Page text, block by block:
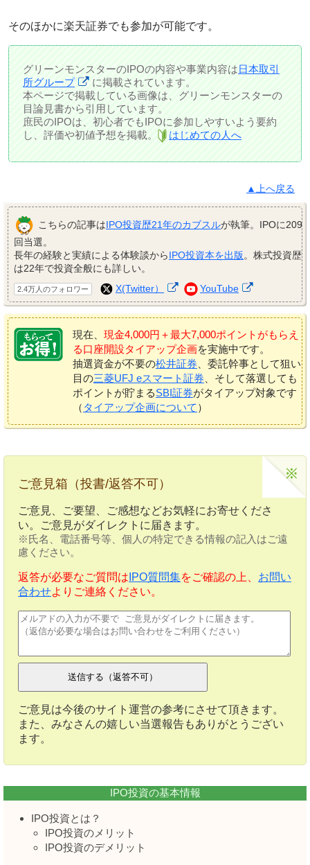
そのほかに楽天証券でも参加が可能です。
グリーンモンスターのIPOの内容や事業内容は日本取引
所グループ
に掲載されています。
本ページで掲載している画像は、グリーンモンスターの
目論見書から引用しています。
庶民のIPOは、初心者でもIPOに参加しやすいよう要約
し、評価や初値予想を掲載。
はじめての人へ
▲上へ戻る
こちらの記事はIPO投資歴21年のカブスルが執筆。IPOに209
回当選。
長年の経験と実績による体験談からIPO投資本を出版。株式投資歴
は22年で投資全般にも詳しい。
2.4万人のフォロワー X(Twitter） YouTube
現在、 現金4,000円＋最大7,000ポイントがもらえ
る口座開設タイアップ企画を実施中です。
抽選資金が不要の松井証券 、委託幹事として狙い
目の三菱UFJ eスマート証券 、そして落選しても
ポイントが貯まるSBI証券がタイアップ対象です
（ タイアップ企画について ）
ご意見箱（投書/返答不可）
ご意見、ご要望、ご感想などお気軽にお寄せくださ
い。ご意見がダイレクトに届きます。
※氏名、電話番号等、個人の特定できる情報の記入はご遠
慮ください。
返答が必要なご質問は IPO質問集をご確認の上、 お問い
合わせよりご連絡ください。
ご意見は今後のサイト運営の参考にさせて頂きます。
また、みなさんの嬉しい当選報告もありがとうござい
ます。
IPO投資の基本情報
IPO投資とは？
IPO投資のメリット
IPO投資のデメリット